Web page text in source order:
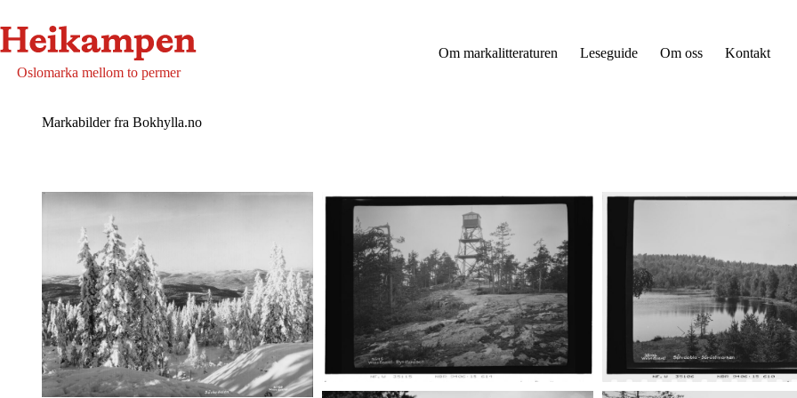
Oslomarka mellom to permer
Om markalitteraturen Leseguide Om oss Kontakt
Markabilder fra Bokhylla.no